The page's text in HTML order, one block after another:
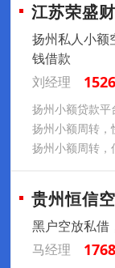
江苏荣盛
扬州私人小额
钱借款
刘经理
扬州小额贷款
扬州小额周转
扬州小额周转
贵州恒信
黑户空放私借
马经理